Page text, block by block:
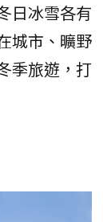
日冰雪各有
城市、曠野
季旅遊，打